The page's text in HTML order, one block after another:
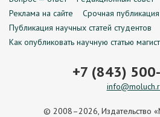
Реклама на сайте
Срочная
Публикация научных статей студентов
Как опубликовать научную статью
+7 (843)
© 2008–2026, Издательство